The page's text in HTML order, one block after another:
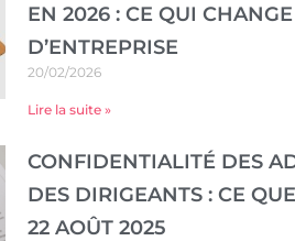
EN 2026 : CE QUI
D’ENTREPRISE
20/02/2026
Lire la suite »
CONFIDENTIALITÉ DES
DES DIRIGEANTS : CE
22 AOÛT 2025